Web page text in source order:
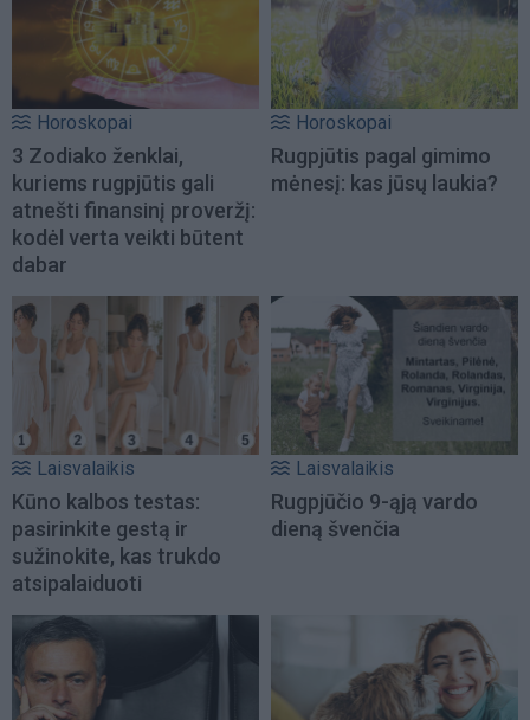
Horoskopai
3 Zodiako ženklai,
kuriems rugpjūtis gali
atnešti finansinį proveržį:
kodėl verta veikti būtent
dabar
Horoskopai
Rugpjūtis pagal gimimo
mėnesį: kas jūsų laukia?
Laisvalaikis
Kūno kalbos testas:
pasirinkite gestą ir
sužinokite, kas trukdo
atsipalaiduoti
Laisvalaikis
Rugpjūčio 9-ąją vardo
dieną švenčia